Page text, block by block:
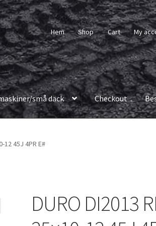
Hem Shop Cart My
små däck Checkout
12 45J 4PR E#
DURO DI2013